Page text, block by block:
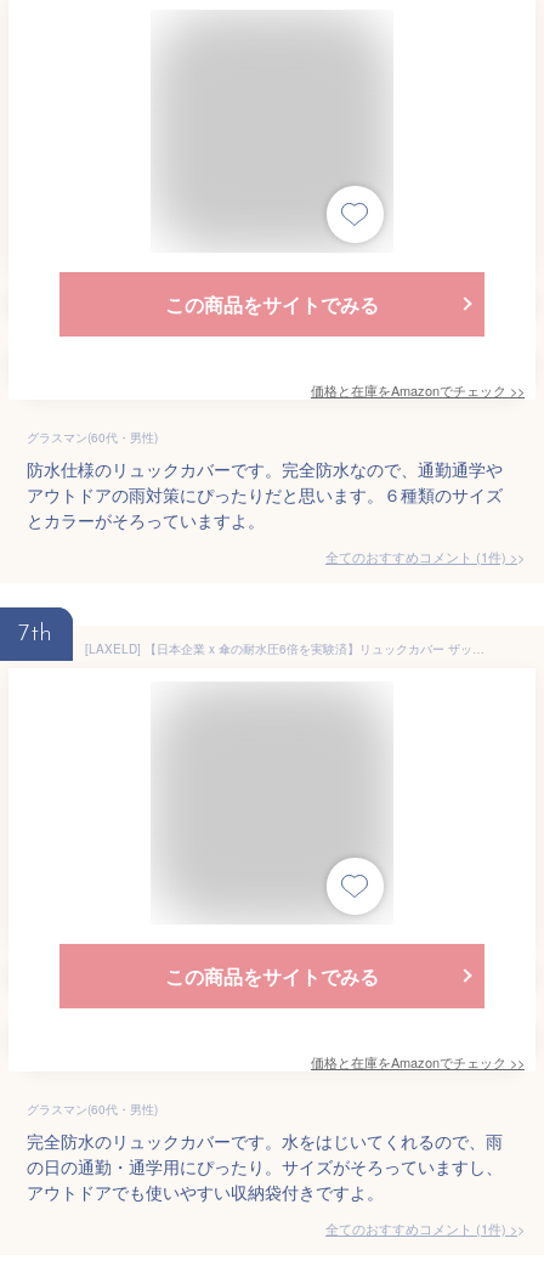
この商品をサイトでみる
価格と在庫をAmazonでチェック >>
グラスマン(60代・男性)
防水仕様のリュックカバーです。完全防水なので、通勤通学や
アウトドアの雨対策にぴったりだと思います。６種類のサイズ
とカラーがそろっていますよ。
全てのおすすめコメント (1件) >
7th
[LAXELD] 【日本企業 x 傘の耐水圧6倍を実験済】リュックカバー ザックカバー レインカバー 防水 リュックサック カバンカバー 自転車 通学 収納袋付き 20L 30L 40L 50L 60L (L（35〜50L）)
この商品をサイトでみる
価格と在庫をAmazonでチェック >>
グラスマン(60代・男性)
完全防水のリュックカバーです。水をはじいてくれるので、雨
の日の通勤・通学用にぴったり。サイズがそろっていますし、
アウトドアでも使いやすい収納袋付きですよ。
全てのおすすめコメント (1件) >